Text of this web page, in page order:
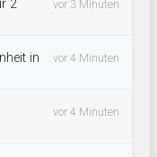
2
vor 3 Minuten
in
vor 4 Minuten
vor 4 Minuten